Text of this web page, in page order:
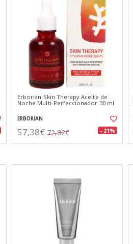
Erborian Skin Therapy Aceite de
Noche Multi-Perfeccionador 30 ml
ERBORIAN
57,38€ 72,82€ - 21%